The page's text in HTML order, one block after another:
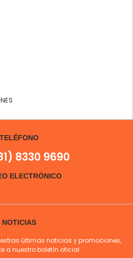
TELÉFONO
8330 9690
ELECTRÓNICO
NOTICIAS
últimas noticias y promociones,
a nuestro boletín oficial